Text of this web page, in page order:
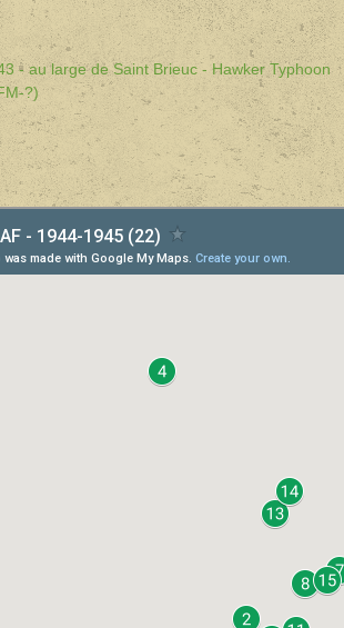
- au large de Saint Brieuc - Hawker Typhoon
?)